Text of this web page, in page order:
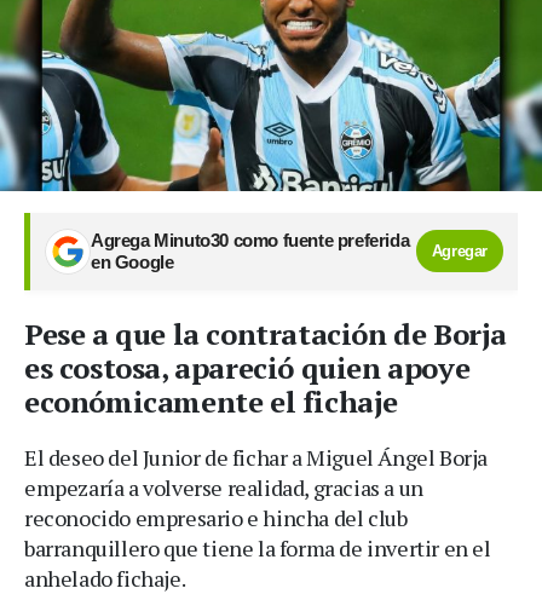
Agrega Minuto30 como fuente preferida
en Google
Agregar
Pese a que la contratación de Borja
es costosa, apareció quien apoye
económicamente el fichaje
El deseo del Junior de fichar a Miguel Ángel Borja
empezaría a volverse realidad, gracias a un
reconocido empresario e hincha del club
barranquillero que tiene la forma de invertir en el
anhelado fichaje.